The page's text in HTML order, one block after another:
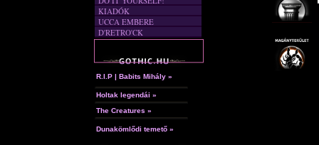
KIADÓK
UCCA EMBERE
D'RETRO'CK
R.I.P | Babits Mihály »
Holtak legendái »
The Creatures »
Dunakömlődi temető »